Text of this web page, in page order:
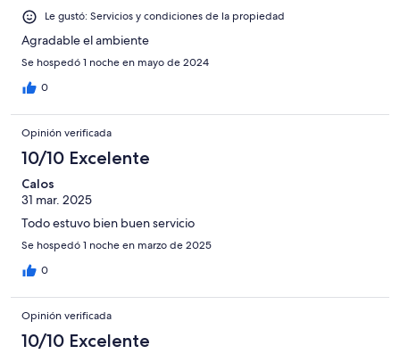
Le gustó: Servicios y condiciones de la propiedad
Agradable el ambiente
Se hospedó 1 noche en mayo de 2024
0
Opinión verificada
10/10 Excelente
Calos
31 mar. 2025
Todo estuvo bien buen servicio
Se hospedó 1 noche en marzo de 2025
0
Opinión verificada
10/10 Excelente